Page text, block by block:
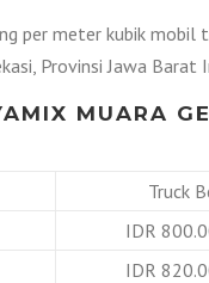
per meter kubik
Provinsi Jawa Barat
MUARA
Truck
IDR
IDR